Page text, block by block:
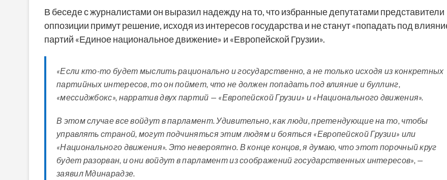
В беседе с журналистами он выразил надежду на то, что избранные депутатами представители
оппозиции примут решение, исходя из интересов государства и не станут «попадать под
партий «Единое национальное движение» и «Европейской Грузии».
«Если кто-то будет мыслить рационально и государственно, а не только исходя из конкретных
партийных интересов, то он поймет, что не должен попадать под влияние и буллинг,
«мессиджбокс», нарратив двух партий — «Европейской Грузии» и «Национального движения».
В этом случае все войдут в парламент. Удивительно, как люди, претендующие на то, чтобы
управлять страной, могут подчиняться этим людям и бояться «Европейской Грузии» или
«Национального движения». Это невероятно. В конце концов, я думаю, что этот порочный круг
будет разорван, и они войдут в парламент из соображений государственных интересов», —
заявил Мдинарадзе.